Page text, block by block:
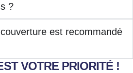
?
est recommandé
VOTRE PRIORITÉ !